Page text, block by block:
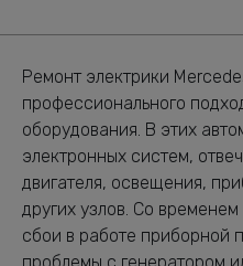
Ремонт электрики
профессионального
оборудования. В этих
электронных систем,
двигателя, освещения,
других узлов. Со
сбои в работе приборной